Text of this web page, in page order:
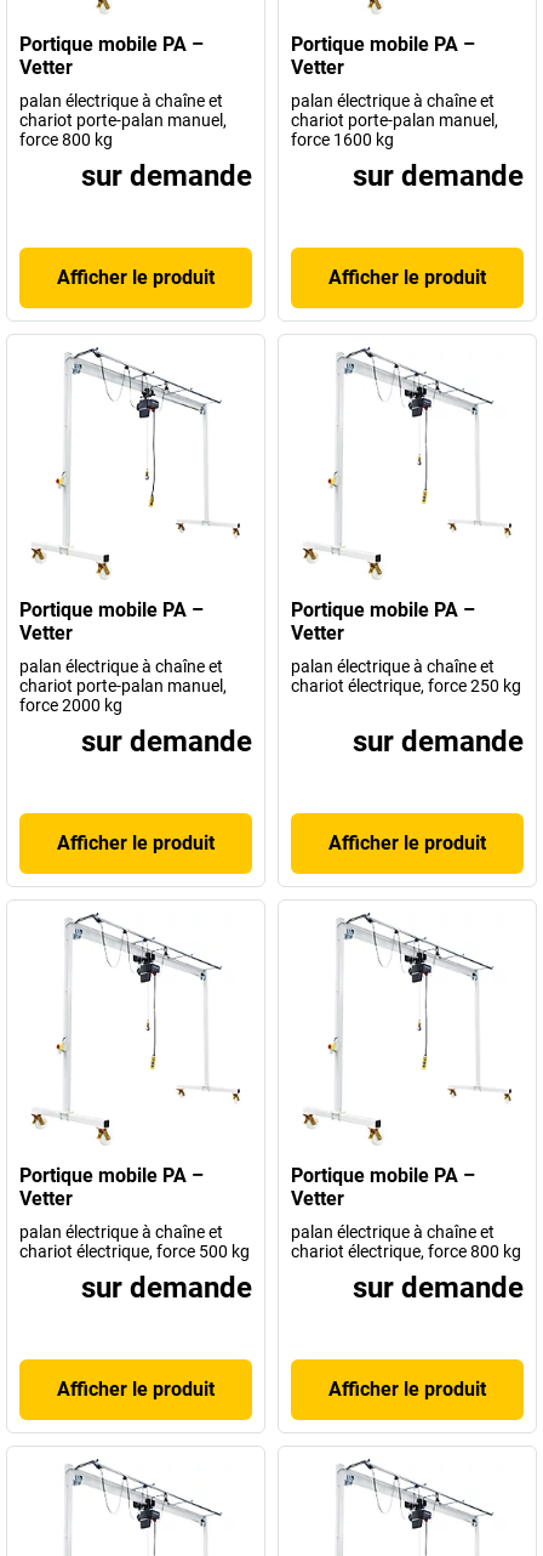
Portique mobile PA –
Vetter
palan électrique à chaîne et
chariot porte-palan manuel,
force 800 kg
sur demande
Afficher le produit
Portique mobile PA –
Vetter
palan électrique à chaîne et
chariot porte-palan manuel,
force 1600 kg
sur demande
Afficher le produit
Portique mobile PA –
Vetter
palan électrique à chaîne et
chariot porte-palan manuel,
force 2000 kg
sur demande
Afficher le produit
Portique mobile PA –
Vetter
palan électrique à chaîne et
chariot électrique, force 250 kg
sur demande
Afficher le produit
Portique mobile PA –
Vetter
palan électrique à chaîne et
chariot électrique, force 500 kg
sur demande
Afficher le produit
Portique mobile PA –
Vetter
palan électrique à chaîne et
chariot électrique, force 800 kg
sur demande
Afficher le produit